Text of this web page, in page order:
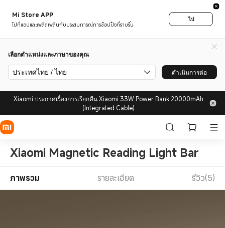
Mi Store APP
ไปที่แอปและเพลิดเพลินกับประสบการณ์การช็อปปิ้งที่ราบรื่น
ไป
เลือกตำแหน่งและภาษาของคุณ
ประเทศไทย / ไทย ดำเนินการต่อ
Xiaomi ประกาศเรื่องการเรียกคืน Xiaomi 33W Power Bank 20000mAh
(Integrated Cable)
Xiaomi Magnetic Reading Light Bar
ภาพรวม รายละเอียด รีวิว(5)